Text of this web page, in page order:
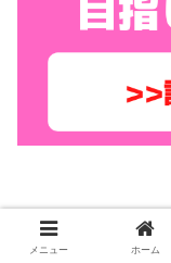
メニュー ホーム